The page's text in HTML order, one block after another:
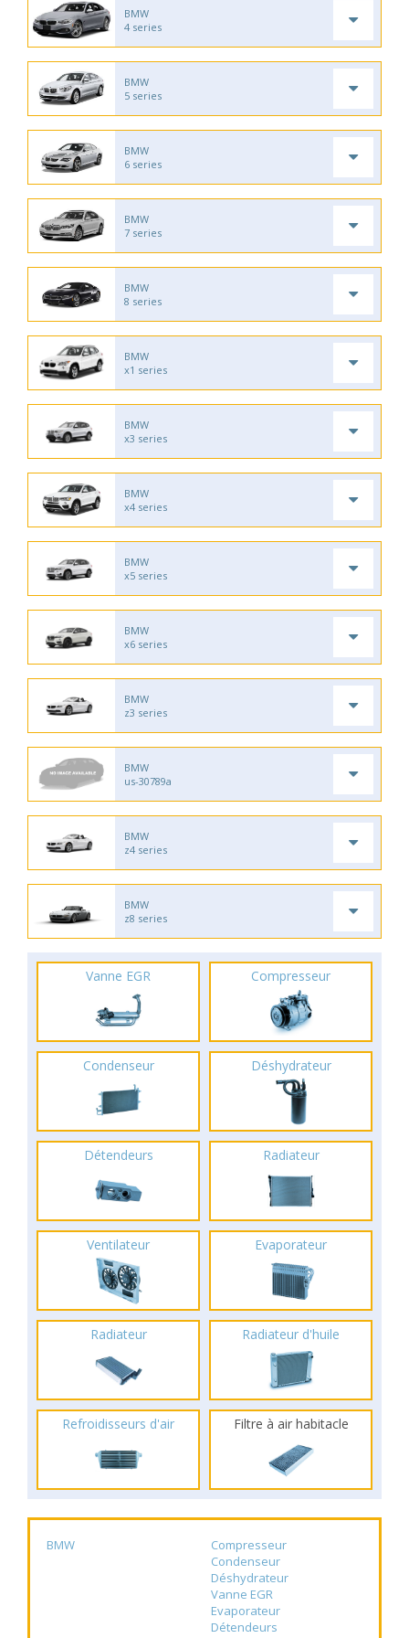
BMW
4 series
BMW
5 series
BMW
6 series
BMW
7 series
BMW
8 series
BMW
x1 series
BMW
x3 series
BMW
x4 series
BMW
x5 series
BMW
x6 series
BMW
z3 series
BMW
us-30789a
BMW
z4 series
BMW
z8 series
Vanne EGR Compresseur
Condenseur Déshydrateur
Détendeurs Radiateur
Ventilateur Evaporateur
Radiateur Radiateur d'huile
Refroidisseurs d'air Filtre à air habitacle
BMW
Compresseur
Condenseur
Déshydrateur
Vanne EGR
Evaporateur
Détendeurs